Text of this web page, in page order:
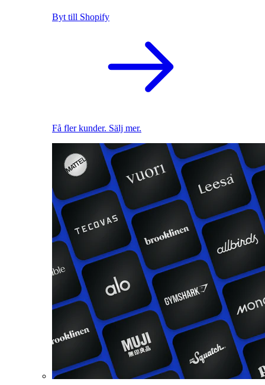
Byt till Shopify
Få fler kunder. Sälj mer.